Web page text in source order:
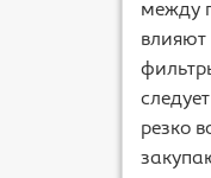
между
влияют
резко